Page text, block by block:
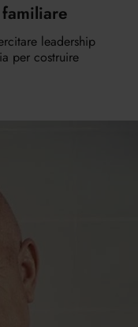
leadership
per costruire